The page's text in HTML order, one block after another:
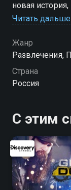
новая
трюки,
Читать дальше
Жанр
Развлечения,
Страна
Россия
С этим